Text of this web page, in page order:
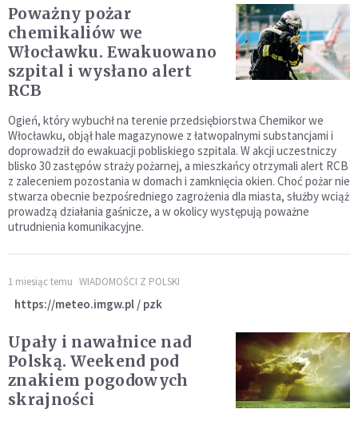
Poważny pożar
chemikaliów we
Włocławku. Ewakuowano
szpital i wysłano alert
RCB
Ogień, który wybuchł na terenie przedsiębiorstwa Chemikor we
Włocławku, objął hale magazynowe z łatwopalnymi substancjami i
doprowadził do ewakuacji pobliskiego szpitala. W akcji uczestniczy
blisko 30 zastępów straży pożarnej, a mieszkańcy otrzymali alert RCB
z zaleceniem pozostania w domach i zamknięcia okien. Choć pożar nie
stwarza obecnie bezpośredniego zagrożenia dla miasta, służby wciąż
prowadzą działania gaśnicze, a w okolicy występują poważne
utrudnienia komunikacyjne.
1 miesiąc temu WIADOMOŚCI Z POLSKI
https://meteo.imgw.pl / pzk
Upały i nawałnice nad
Polską. Weekend pod
znakiem pogodowych
skrajności